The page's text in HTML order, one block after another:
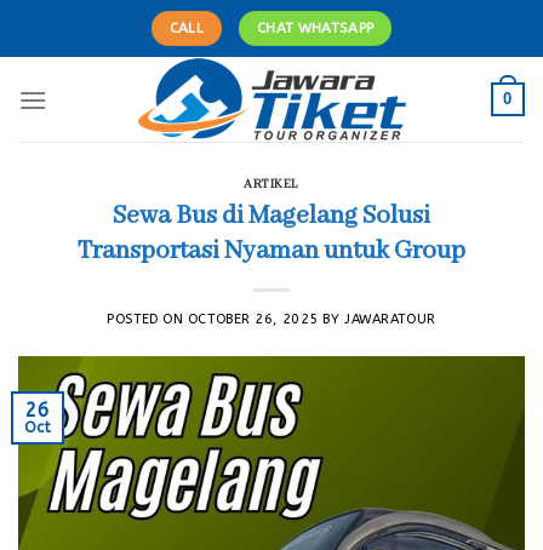
CALL CHAT WHATSAPP
0
ARTIKEL
Sewa Bus di Magelang Solusi
Transportasi Nyaman untuk Group
POSTED ON OCTOBER 26, 2025 BYJAWARATOUR
26
Oct